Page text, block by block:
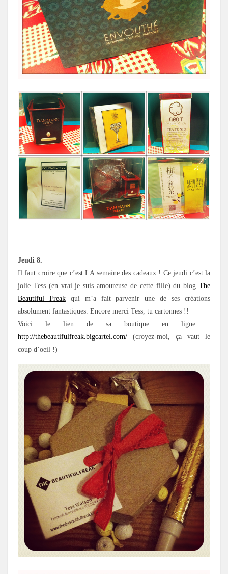
Jeudi 8.
Il faut croire que c’est LA semaine des cadeaux ! Ce jeudi c’est la
jolie Tess (en vrai je suis amoureuse de cette fille) du blog The
Beautiful Freakqui m’a fait parvenir une de ses créations
absolument fantastiques. Encore merci Tess, tu cartonnes !!
Voici le lien de sa boutique en ligne :
http://thebeautifulfreak.bigcartel.com/ (croyez-moi, ça vaut le
coup d’oeil !)